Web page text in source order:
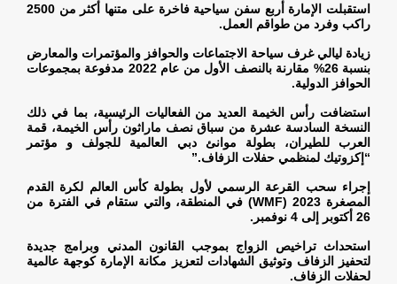
استقبلت الإمارة أربع سفن سياحية فاخرة على متنها أكثر من 2500
راكب وفرد من طواقم العمل.
زيادة ليالي غرف سياحة الاجتماعات والحوافز والمؤتمرات والمعارض
بنسبة 26% مقارنة بالنصف الأول من عام 2022 مدفوعة بمجموعات
الحوافز الدولية.
استضافت رأس الخيمة العديد من الفعاليات الرئيسية، بما في ذلك
النسخة السادسة عشرة من سباق نصف ماراثون رأس الخيمة، قمة
العرب للطيران، بطولة موانئ دبي العالمية للجولف و مؤتمر
“إكزوتيك لمنظمي حفلات الزفاف”.
إجراء سحب القرعة الرسمي لأول بطولة كأس العالم لكرة القدم
المصغرة 2023
(WMF) في المنطقة، والتي ستقام في الفترة من
26 أكتوبر إلى 4 نوفمبر
.
استحداث تراخيص الزواج بموجب القانون المدني وبرامج جديدة
لتحفيز الزفاف وتوثيق الشهادات لتعزيز مكانة الإمارة كوجهة عالمية
لحفلات الزفاف.